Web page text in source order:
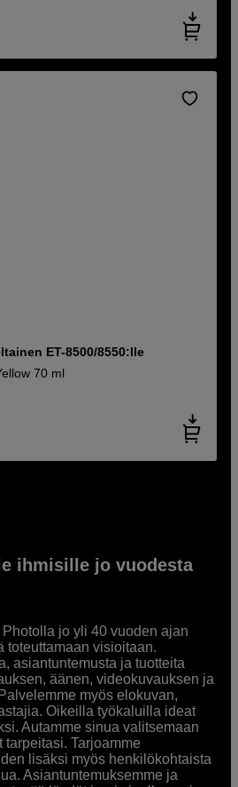
ET-8500/8550:lle
70 ml
ihmisille jo vuodesta
jo yli 40 vuoden ajan
toteuttamaan visioitaan.
asiantuntemusta ja tuotteita
äänen, videokuvauksen ja
myös elokuvan,
Oikeilla työkaluilla ideat
Autamme sinua valitsemaan
tarpeitasi. Tarjoamme
lisäksi myös henkilökohtaista
Asiantuntemuksemme ja